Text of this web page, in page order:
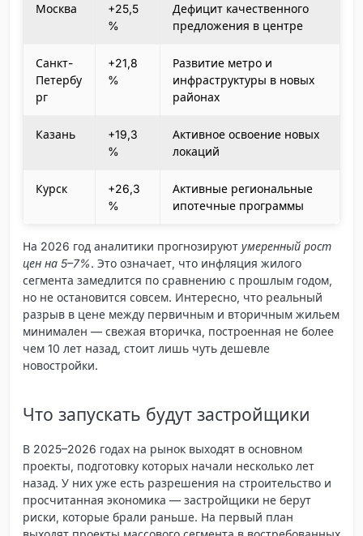
Москва
+25,5
%
Дефицит качественного
предложения в центре
Санкт-
Петербу
рг
+21,8
%
Развитие метро и
инфраструктуры в новых
районах
Казань
+19,3
%
Активное освоение новых
локаций
Курск
+26,3
%
Активные региональные
ипотечные программы
На 2026 год аналитики прогнозируют умеренный рост
цен на 5–7%. Это означает, что инфляция жилого
сегмента замедлится по сравнению с прошлым годом,
но не остановится совсем. Интересно, что реальный
разрыв в цене между первичным и вторичным жильем
минимален — свежая вторичка, построенная не более
чем 10 лет назад, стоит лишь чуть дешевле
новостройки.
Что запускать будут застройщики
В 2025–2026 годах на рынок выходят в основном
проекты, подготовку которых начали несколько лет
назад. У них уже есть разрешения на строительство и
просчитанная экономика — застройщики не берут
риски, которые брали раньше. На первый план